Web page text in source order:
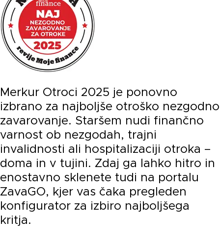
Merkur Otroci 2025 je ponovno
izbrano za najboljše otroško nezgodno
zavarovanje. Staršem nudi finančno
varnost ob nezgodah, trajni
invalidnosti ali hospitalizaciji otroka –
doma in v tujini. Zdaj ga lahko hitro in
enostavno sklenete tudi na portalu
ZavaGO, kjer vas čaka pregleden
konfigurator za izbiro najboljšega
kritja.